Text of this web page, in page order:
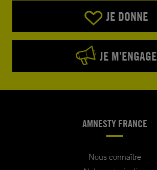
JE DONNE
JE M’ENGAGE
AMNESTY FRANCE
Nous connaître